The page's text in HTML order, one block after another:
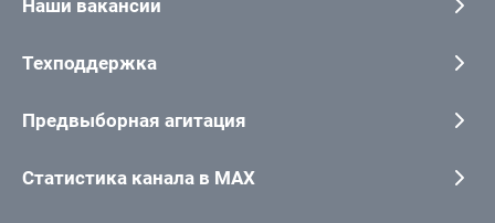
Наши вакансии
Техподдержка
Предвыборная агитация
Статистика канала в MAX